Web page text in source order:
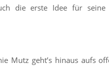
die erste Idee für
Mutz geht’s hinaus aufs